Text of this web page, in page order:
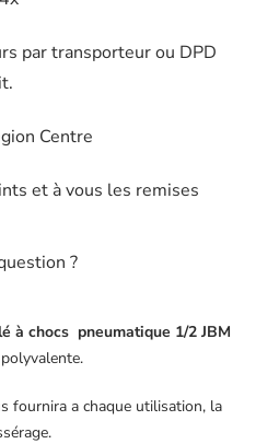
par transporteur ou DPD
Centre
et à vous les remises
?
à chocs pneumatique 1/2 JBM
fournira a chaque utilisation, la